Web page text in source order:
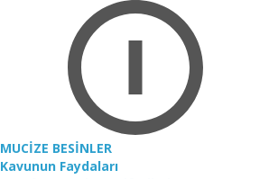
MUCİZE BESİNLER
Kavunun Faydaları